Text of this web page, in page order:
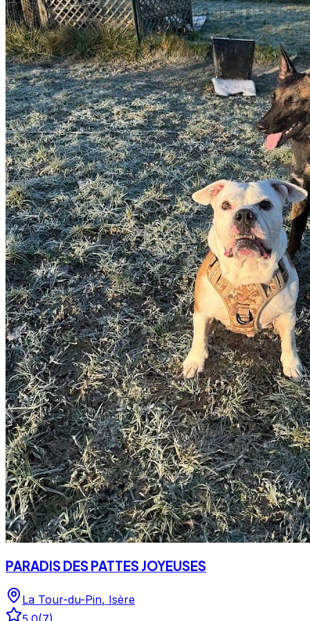
PARADIS DES PATTES JOYEUSES
La Tour-du-Pin, Isère